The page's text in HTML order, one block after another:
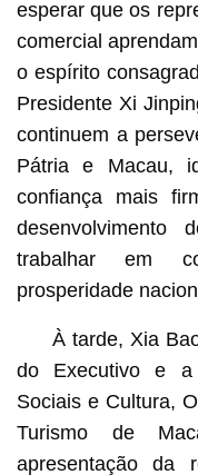
esperar que os
comercial
o espírito
Presidente Xi
continuem a
Pátria e Macau,
confiança mais
trabalhar em
prosperidade
À tarde, Xia
do Executivo e a
Sociais e Cultura,
Turismo de
apresentação da